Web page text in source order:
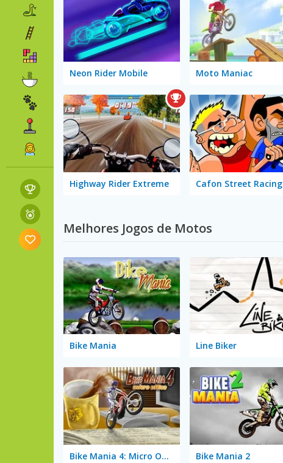
Neon Rider Mobile Moto Maniac
Highway Rider Extreme Cafon Street Racing
Melhores Jogos de Motos
Bike Mania Line Biker
Bike Mania 4: Micro Office Bike Mania 2